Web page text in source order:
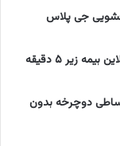
جی پلاس
زیر ۵ دقیقه
دوچرخه بدون